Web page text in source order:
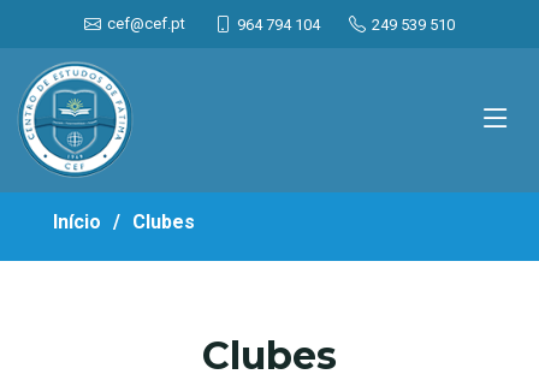
cef@cef.pt 964 794 104 249 539 510
Início Clubes
Clubes